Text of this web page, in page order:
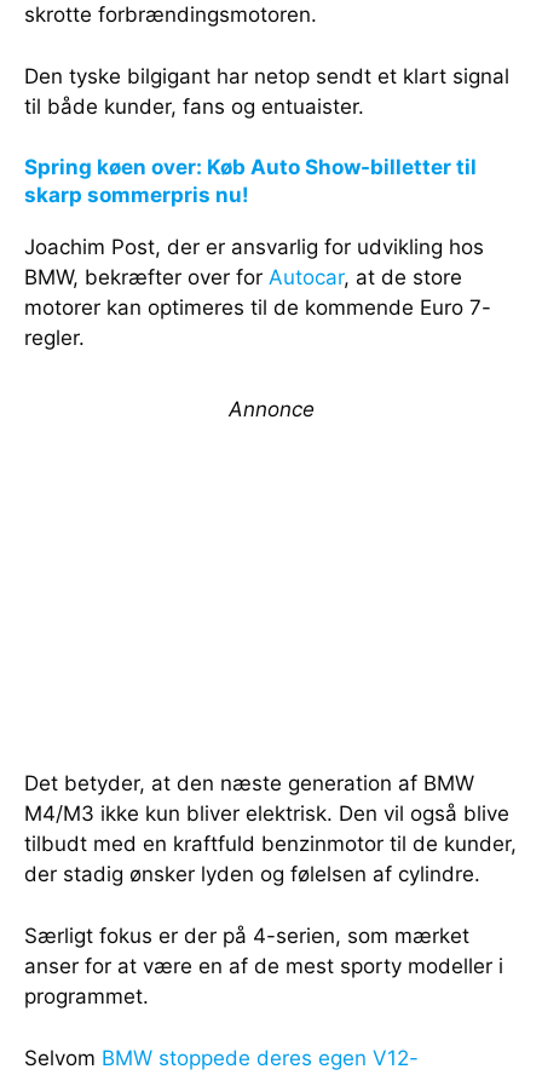
skrotte forbrændingsmotoren.
Den tyske bilgigant har netop sendt et klart signal
til både kunder, fans og entuaister.
Spring køen over: Køb Auto Show-billetter til
skarp sommerpris nu!
Joachim Post, der er ansvarlig for udvikling hos
BMW, bekræfter over for Autocar, at de store
motorer kan optimeres til de kommende Euro 7-
regler.
Annonce
Det betyder, at den næste generation af BMW
M4/M3 ikke kun bliver elektrisk. Den vil også blive
tilbudt med en kraftfuld benzinmotor til de kunder,
der stadig ønsker lyden og følelsen af cylindre.
Særligt fokus er der på 4-serien, som mærket
anser for at være en af de mest sporty modeller i
programmet.
Selvom BMW stoppede deres egen V12-